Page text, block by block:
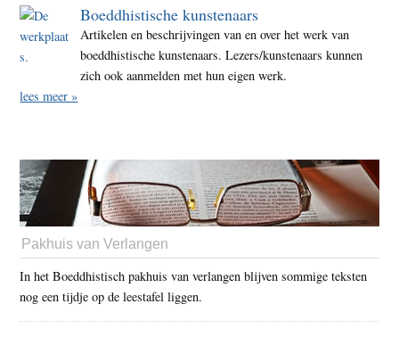
Boeddhistische kunstenaars
Artikelen en beschrijvingen van en over het werk van
boeddhistische kunstenaars. Lezers/kunstenaars kunnen
zich ook aanmelden met hun eigen werk.
lees meer »
Pakhuis van Verlangen
In het Boeddhistisch pakhuis van verlangen blijven sommige teksten
nog een tijdje op de leestafel liggen.